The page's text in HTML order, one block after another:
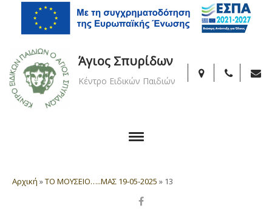
Άγιος Σπυρίδων
Κέντρο Ειδικών Παιδιών
Αρχική »ΤΟ ΜΟΥΣΕΙΟ…..ΜΑΣ 19-05-2025 » 13